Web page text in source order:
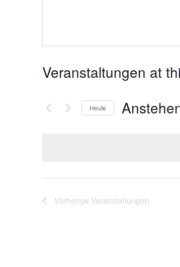
Veranstaltungen at
Heute
Vorherige Veranstaltungen